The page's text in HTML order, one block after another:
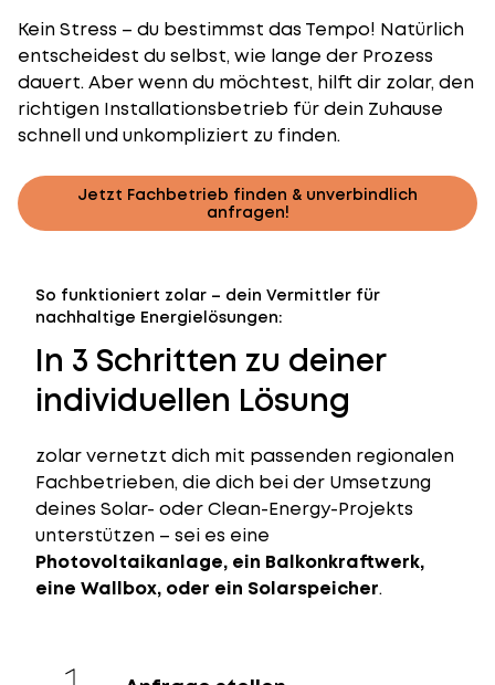
Kein Stress – du bestimmst das Tempo! Natürlich
entscheidest du selbst, wie lange der Prozess
dauert. Aber wenn du möchtest, hilft dir zolar, den
richtigen Installationsbetrieb für dein Zuhause
schnell und unkompliziert zu finden.
Jetzt Fachbetrieb finden & unverbindlich
anfragen!
So funktioniert zolar – dein Vermittler für
nachhaltige Energielösungen:
In 3 Schritten zu deiner
individuellen Lösung
zolar vernetzt dich mit passenden regionalen
Fachbetrieben, die dich bei der Umsetzung
deines Solar- oder Clean-Energy-Projekts
unterstützen – sei es eine
Photovoltaikanlage, ein Balkonkraftwerk,
eine Wallbox, oder ein Solarspeicher.